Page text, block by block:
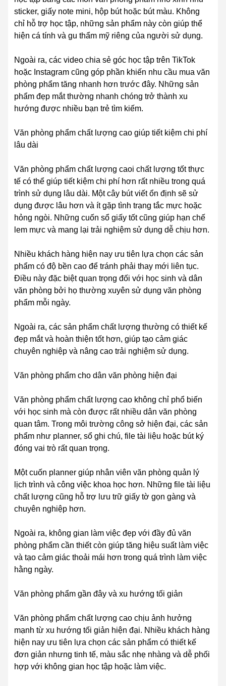
sticker, giấy note mini, hộp bút hoặc bút màu. Không
chỉ hỗ trợ học tập, những sản phẩm này còn giúp thể
hiện cá tính và gu thẩm mỹ riêng của người sử dụng.
Ngoài ra, các video chia sẻ góc học tập trên TikTok
hoặc Instagram cũng góp phần khiến nhu cầu mua văn
phòng phẩm tăng nhanh hơn trước đây. Những sản
phẩm đẹp mắt thường nhanh chóng trở thành xu
hướng được nhiều bạn trẻ tìm kiếm.
Văn phòng phẩm chất lượng cao giúp tiết kiệm chi phí
lâu dài
Văn phòng phẩm chất lượng caoi chất lượng tốt thực
tế có thể giúp tiết kiệm chi phí hơn rất nhiều trong quá
trình sử dụng lâu dài. Một cây bút viết ổn định sẽ sử
dụng được lâu hơn và ít gặp tình trạng tắc mực hoặc
hỏng ngòi. Những cuốn sổ giấy tốt cũng giúp hạn chế
lem mực và mang lại trải nghiệm sử dụng dễ chịu hơn.
Nhiều khách hàng hiện nay ưu tiên lựa chọn các sản
phẩm có độ bền cao để tránh phải thay mới liên tục.
Điều này đặc biệt quan trọng đối với học sinh và dân
văn phòng bởi họ thường xuyên sử dụng văn phòng
phẩm mỗi ngày.
Ngoài ra, các sản phẩm chất lượng thường có thiết kế
đẹp mắt và hoàn thiện tốt hơn, giúp tạo cảm giác
chuyên nghiệp và nâng cao trải nghiệm sử dụng.
Văn phòng phẩm cho dân văn phòng hiện đại
Văn phòng phẩm chất lượng cao không chỉ phổ biến
với học sinh mà còn được rất nhiều dân văn phòng
quan tâm. Trong môi trường công sở hiện đại, các sản
phẩm như planner, sổ ghi chú, file tài liệu hoặc bút ký
đóng vai trò rất quan trọng.
Một cuốn planner giúp nhân viên văn phòng quản lý
lịch trình và công việc khoa học hơn. Những file tài liệu
chất lượng cũng hỗ trợ lưu trữ giấy tờ gọn gàng và
chuyên nghiệp hơn.
Ngoài ra, không gian làm việc đẹp với đầy đủ văn
phòng phẩm cần thiết còn giúp tăng hiệu suất làm việc
và tạo cảm giác thoải mái hơn trong quá trình làm việc
hằng ngày.
Văn phòng phẩm gần đây và xu hướng tối giản
Văn phòng phẩm chất lượng cao chịu ảnh hưởng
mạnh từ xu hướng tối giản hiện đại. Nhiều khách hàng
hiện nay ưu tiên lựa chọn các sản phẩm có thiết kế
đơn giản nhưng tinh tế, màu sắc nhẹ nhàng và dễ phối
hợp với không gian học tập hoặc làm việc.